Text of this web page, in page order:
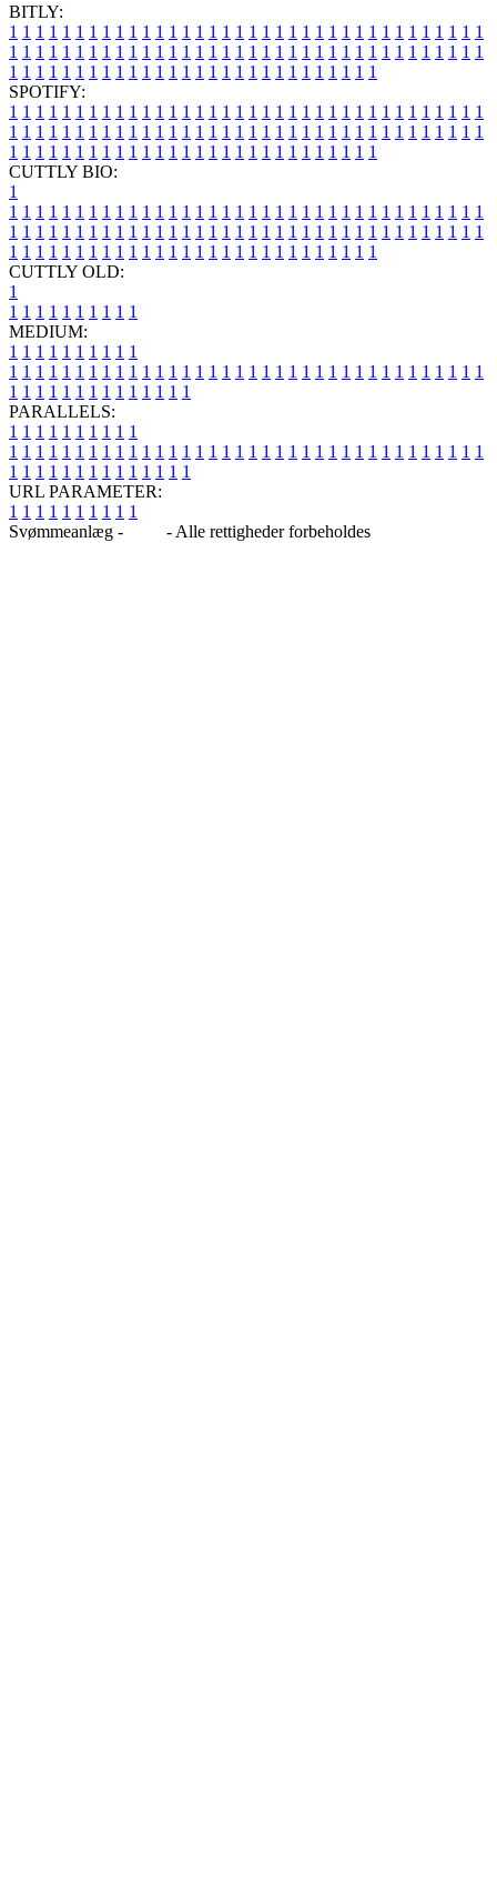
BITLY:
1 1 1 1 1 1 1 1 1 1 1 1 1 1 1 1 1 1 1 1 1 1 1 1 1 1 1 1 1 1 1 1 1 1 1 1
1 1 1 1 1 1 1 1 1 1 1 1 1 1 1 1 1 1 1 1 1 1 1 1 1 1 1 1 1 1 1 1 1 1 1 1
1 1 1 1 1 1 1 1 1 1 1 1 1 1 1 1 1 1 1 1 1 1 1 1 1 1 1 1
SPOTIFY:
1 1 1 1 1 1 1 1 1 1 1 1 1 1 1 1 1 1 1 1 1 1 1 1 1 1 1 1 1 1 1 1 1 1 1 1
1 1 1 1 1 1 1 1 1 1 1 1 1 1 1 1 1 1 1 1 1 1 1 1 1 1 1 1 1 1 1 1 1 1 1 1
1 1 1 1 1 1 1 1 1 1 1 1 1 1 1 1 1 1 1 1 1 1 1 1 1 1 1 1
CUTTLY BIO:
1
1 1 1 1 1 1 1 1 1 1 1 1 1 1 1 1 1 1 1 1 1 1 1 1 1 1 1 1 1 1 1 1 1 1 1 1
1 1 1 1 1 1 1 1 1 1 1 1 1 1 1 1 1 1 1 1 1 1 1 1 1 1 1 1 1 1 1 1 1 1 1 1
1 1 1 1 1 1 1 1 1 1 1 1 1 1 1 1 1 1 1 1 1 1 1 1 1 1 1 1
CUTTLY OLD:
1
1 1 1 1 1 1 1 1 1 1
MEDIUM:
1 1 1 1 1 1 1 1 1 1
1 1 1 1 1 1 1 1 1 1 1 1 1 1 1 1 1 1 1 1 1 1 1 1 1 1 1 1 1 1 1 1 1 1 1 1
1 1 1 1 1 1 1 1 1 1 1 1 1 1
PARALLELS:
1 1 1 1 1 1 1 1 1 1
1 1 1 1 1 1 1 1 1 1 1 1 1 1 1 1 1 1 1 1 1 1 1 1 1 1 1 1 1 1 1 1 1 1 1 1
1 1 1 1 1 1 1 1 1 1 1 1 1 1
URL PARAMETER:
1 1 1 1 1 1 1 1 1 1
Svømmeanlæg -
- Alle rettigheder forbeholdes